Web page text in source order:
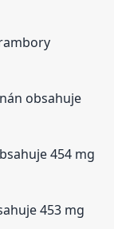
obsahuje
454 mg
453 mg